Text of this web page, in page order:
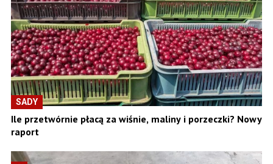
SADY
Ile przetwórnie płacą za wiśnie, maliny i porzeczki? Nowy
raport